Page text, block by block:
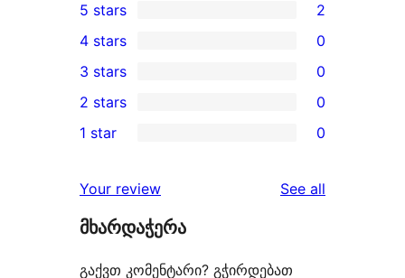
2
5-
star
reviews
5 stars 2
4-
star
reviews
4 stars 0
0
3-
star
3 stars 0
2-
reviews
2 stars 0
star
reviews
1 star 0
Your review See all
მხარდაჭერა
გაქვთ კომენტარი? გჭირდებათ